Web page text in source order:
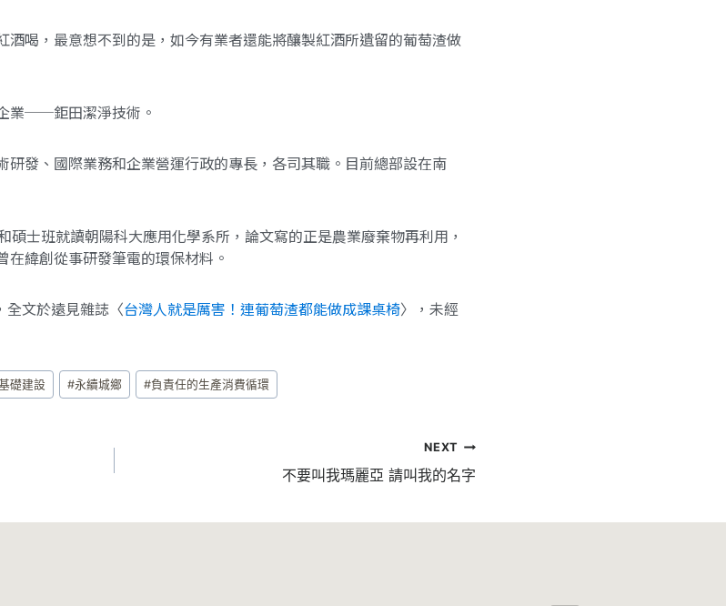
酒喝，最意想不到的是，如今有業者還能將釀製紅酒所遺留的葡萄渣做
業──鉅田潔淨技術。
研發、國際業務和企業營運行政的專長，各司其職。目前總部設在南
士班就讀朝陽科大應用化學系所，論文寫的正是農業廢棄物再利用，
緯創從事研發筆電的環保材料。
全文於遠見雜誌〈台灣人就是厲害！連葡萄渣都能做成課桌椅〉，未經
礎建設 #永續城鄉 #負責任的生產消費循環
NEXT
不要叫我瑪麗亞 請叫我的名字